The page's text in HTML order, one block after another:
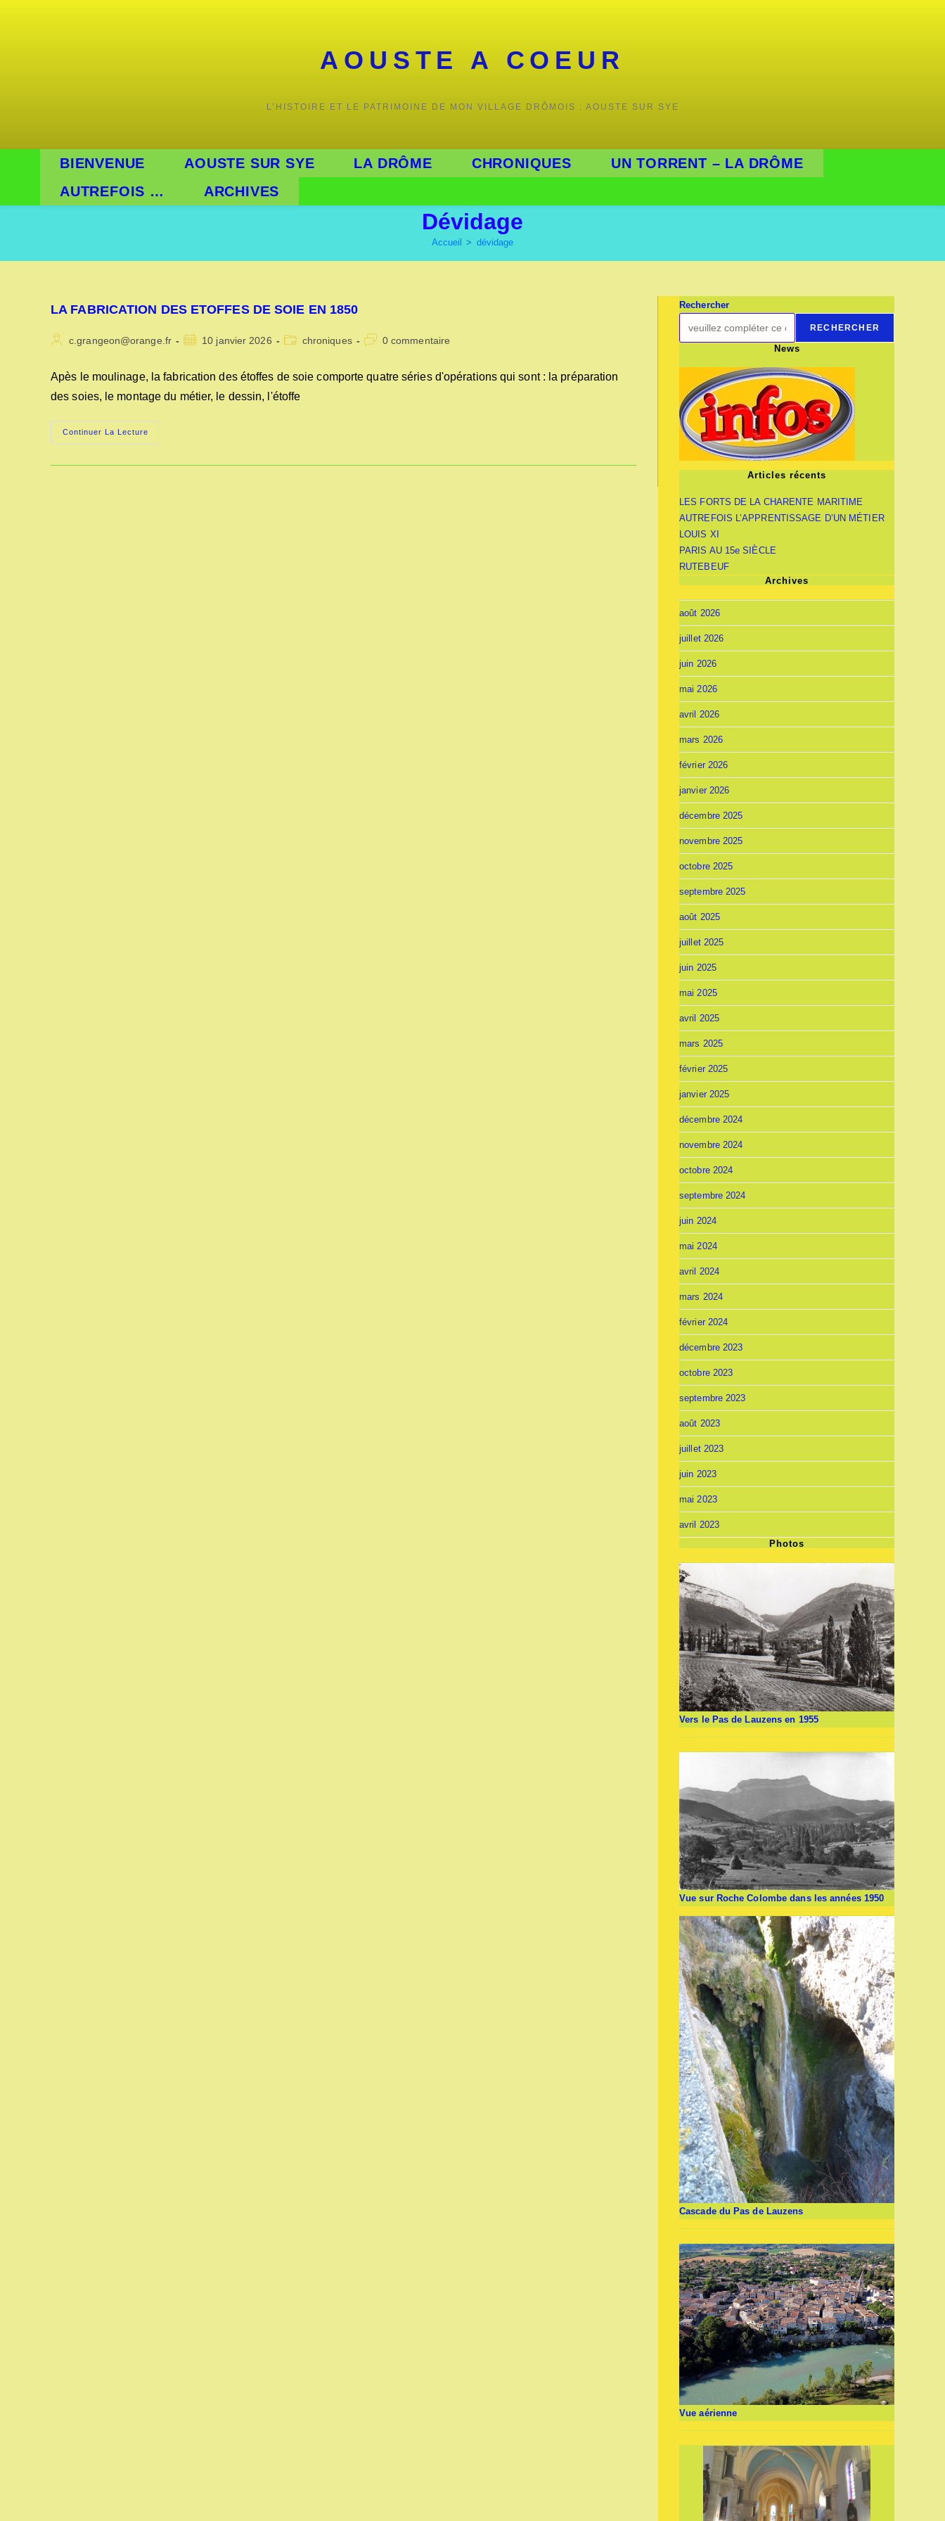
AOUSTE A COEUR
L’HISTOIRE ET LE PATRIMOINE DE MON VILLAGE DRÔMOIS : AOUSTE SUR SYE
BIENVENUE AOUSTE SUR SYE LA DRÔME CHRONIQUES
UN TORRENT – LA DRÔME
AUTREFOIS …
ARCHIVES
Dévidage
Accueil > dévidage
LA FABRICATION DES ETOFFES DE SOIE EN 1850
Auteur/autrice
publication :
c.grangeon@orange.fr
Publication
10 janvier 2026
Postchroniques
Commentaires
publication :
0 commentaire
Apès le moulinage, la fabrication des étoffes de soie comporte quatre séries d'opérations qui sont : la préparation
des soies, le montage du métier, le dessin, l'étoffe
Continuer La Lecture
FABRICATION
Rechercher
RECHERCHER
News
Articles récents
LES FORTS DE LA CHARENTE MARITIME
AUTREFOIS L’APPRENTISSAGE D’UN MÉTIER
LOUIS XI
PARIS AU 15e SIÈCLE
RUTEBEUF
Archives
août 2026
juillet 2026
juin 2026
mai 2026
avril 2026
mars 2026
février 2026
janvier 2026
décembre 2025
novembre 2025
octobre 2025
septembre 2025
août 2025
juillet 2025
juin 2025
mai 2025
avril 2025
mars 2025
février 2025
janvier 2025
décembre 2024
novembre 2024
octobre 2024
septembre 2024
juin 2024
mai 2024
avril 2024
mars 2024
février 2024
décembre 2023
octobre 2023
septembre 2023
août 2023
juillet 2023
juin 2023
mai 2023
avril 2023
Photos
Vers le Pas de Lauzens en 1955
Vue sur Roche Colombe dans les années 1950
Cascade du Pas de Lauzens
Vue aérienne